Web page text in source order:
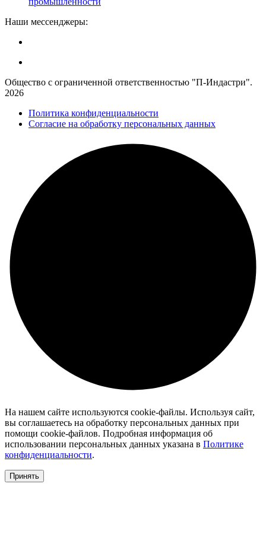
Наши мессенджеры:
Общество с ограниченной ответственностью "П-Индастри".
2026
Политика конфиденциальности
Согласие на обработку персональных данных
На нашем сайте используются cookie-файлы. Используя сайт,
вы соглашаетесь на обработку персональных данных при
помощи cookie-файлов. Подробная информация об
использовании персональных данных указана в Политике
конфиденциальности.
Принять